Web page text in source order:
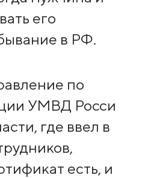
его
в РФ.
по
УМВД Росси
где ввел в
есть, и